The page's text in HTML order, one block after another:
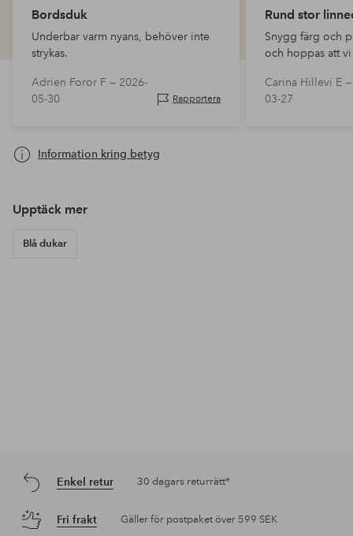
Bordsduk
Underbar varm nyans, behöver inte
strykas.
Adrien Foror F — 2026-
05-30
Rapportera
Rund stor
Snygg färg och
och hoppas att
Carina Hillevi E
03-27
Information kring betyg
Upptäck mer
Blå dukar
Enkel retur 30 dagars returrätt*
Fri frakt Gäller för postpaket över 599 SEK